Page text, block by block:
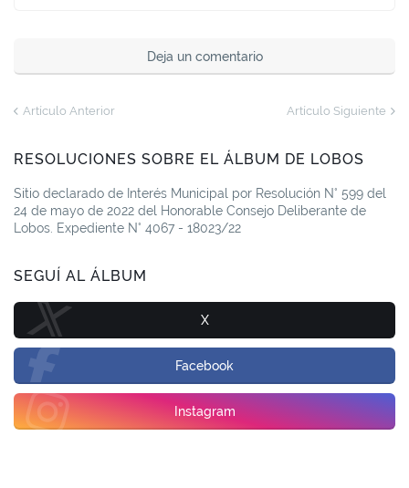
Deja un comentario
Artículo Anterior Artículo Siguiente
RESOLUCIONES SOBRE EL ÁLBUM DE LOBOS
Sitio declarado de Interés Municipal por Resolución N° 599 del
24 de mayo de 2022 del Honorable Consejo Deliberante de
Lobos. Expediente N° 4067 - 18023/22
SEGUÍ AL ÁLBUM
X
Facebook
Instagram